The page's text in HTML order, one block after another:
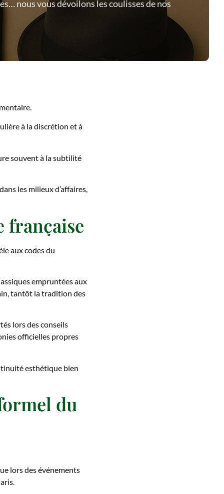
nous vous dévoilons les coulisses de nos
à la discrétion et à
souvent à la subtilité
les milieux d’affaires,
française
aux codes du
empruntées aux
tantôt la tradition des
lors des conseils
officielles propres
esthétique bien
du
lors des événements